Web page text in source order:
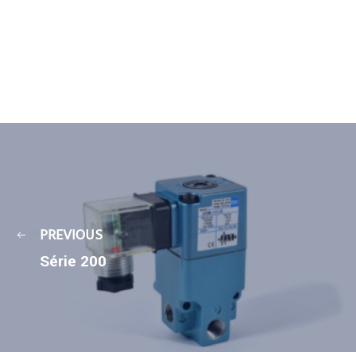
PREVIOUS
Série 200